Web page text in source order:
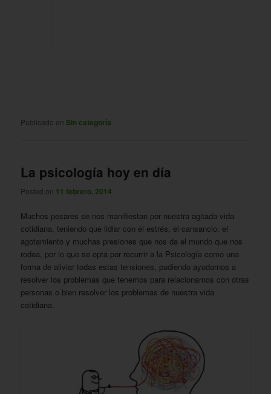
Publicado en Sin categoría
La psicología hoy en día
Posted on 11 febrero, 2014
Muchos pesares se nos manifiestan por nuestra agitada vida
cotidiana, teniendo que lidiar con el estrés, el cansancio, el
agotamiento y muchas presiones que nos da el mundo que nos
rodea, por lo que se opta por recurrir a la Psicología como una
forma de aliviar todas estas tensiones, pudiendo ayudarnos a
resolver los problemas que tenemos para relacionarnos con otras
personas o bien resolver los problemas de nuestra vida
cotidiana.